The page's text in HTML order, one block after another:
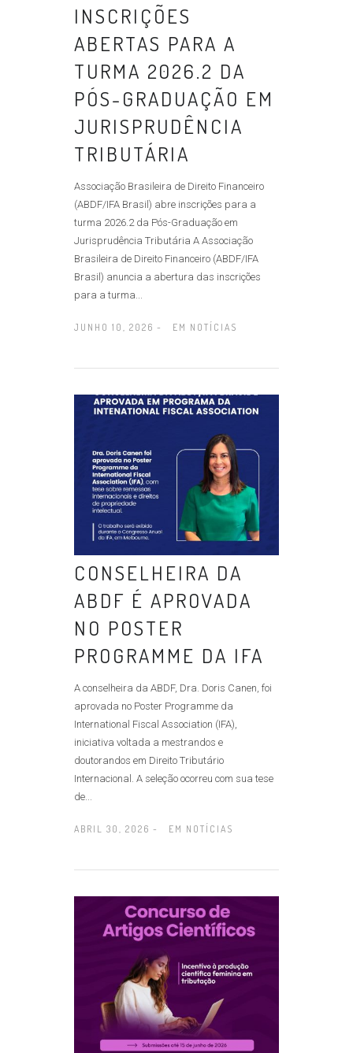
INSCRIÇÕES
ABERTAS PARA A
TURMA 2026.2 DA
PÓS-GRADUAÇÃO EM
JURISPRUDÊNCIA
TRIBUTÁRIA
Associação Brasileira de Direito Financeiro
(ABDF/IFA Brasil) abre inscrições para a
turma 2026.2 da Pós-Graduação em
Jurisprudência Tributária A Associação
Brasileira de Direito Financeiro (ABDF/IFA
Brasil) anuncia a abertura das inscrições
para a turma...
JUNHO 10, 2026 - EM NOTÍCIAS
CONSELHEIRA DA
ABDF É APROVADA
NO POSTER
PROGRAMME DA IFA
A conselheira da ABDF, Dra. Doris Canen, foi
aprovada no Poster Programme da
International Fiscal Association (IFA),
iniciativa voltada a mestrandos e
doutorandos em Direito Tributário
Internacional. A seleção ocorreu com sua tese
de...
ABRIL 30, 2026 - EM NOTÍCIAS